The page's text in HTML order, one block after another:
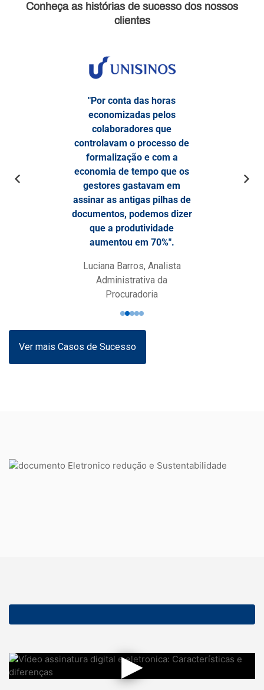
Conheça as histórias de sucesso dos nossos
clientes
"Por conta das horas
economizadas pelos
colaboradores que
controlavam o processo de
formalização e com a
economia de tempo que os
gestores gastavam em
assinar as antigas pilhas de
documentos, podemos dizer
que a produtividade
aumentou em 70%".
Luciana Barros, Analista
Administrativa da
Procuradoria
Ver mais Casos de Sucesso
▶